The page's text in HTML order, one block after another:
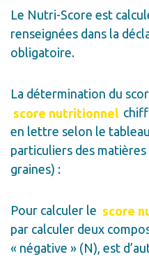
Le Nutri-Score est
renseignées dans la
obligatoire.
La détermination du
score nutritionnel
en lettre selon le
particuliers des
graines) :
Pour calculer le score
par calculer deux
« négative » (N), est